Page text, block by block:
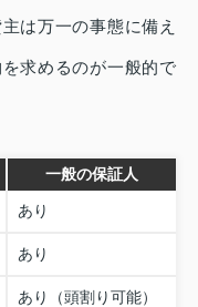
は万一の事態に備え
求めるのが一般的で
一般の保証人
あり
あり
あり（頭割り可能）